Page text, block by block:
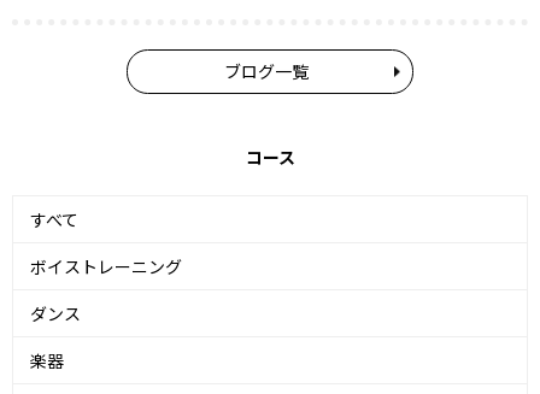
ブログ一覧
コース
すべて
ボイストレーニング
ダンス
楽器